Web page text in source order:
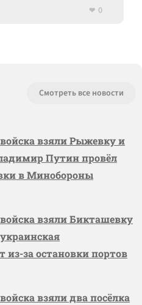
0
Смотреть все новости
взяли Рыжевку и
Путин провёл
в Минобороны
взяли Бикташевку
за остановки портов
взяли два посёлка